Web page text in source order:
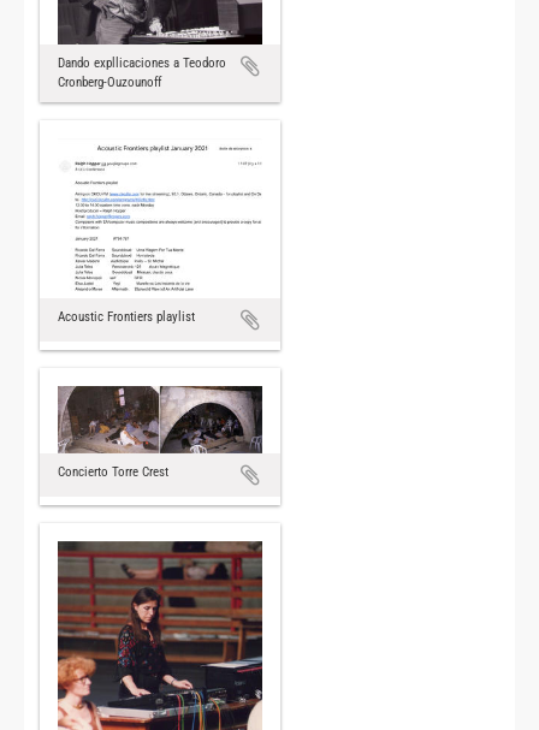
Dando expllicaciones a Teodoro
Cronberg-Ouzounoff
Acoustic Frontiers playlist
Concierto Torre Crest